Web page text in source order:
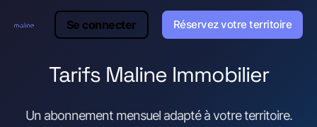
Se connecter Réservez votre territoire
Tarifs Maline Immobilier
Un abonnement mensuel adapté à votre territoire.